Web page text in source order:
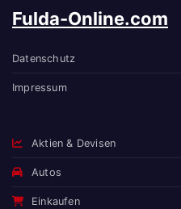
Fulda-Online.com
Datenschutz
Impressum
Aktien & Devisen
Autos
Einkaufen